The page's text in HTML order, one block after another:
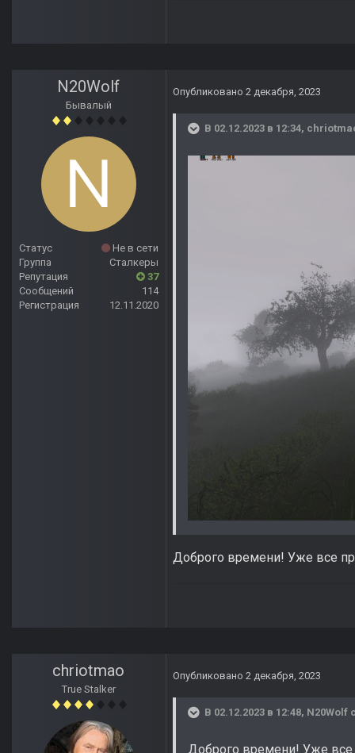
N20Wolf
Бывалый
Статус
Не в сети
Группа
Сталкеры
Репутация
37
Сообщений
114
Регистрация
12.11.2020
Опубликовано 2 декабря, 2023
В 02.12.2023 в 12:34,
Доброго времени! Уже все
chriotmao
True Stalker
Опубликовано 2 декабря, 2023
В 02.12.2023 в 12:48, N20Wolf
Доброго времени! Уже все